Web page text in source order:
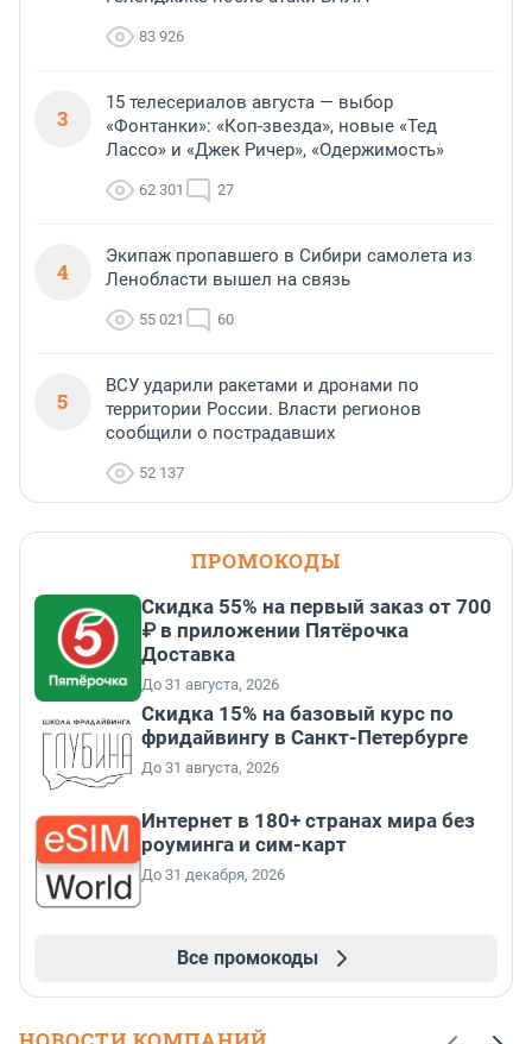
83 926
3
15 телесериалов августа — выбор
«Фонтанки»: «Коп-звезда», новые «Тед
Лассо» и «Джек Ричер», «Одержимость»
62 301 27
4
Экипаж пропавшего в Сибири самолета из
Ленобласти вышел на связь
55 021 60
5
ВСУ ударили ракетами и дронами по
территории России. Власти регионов
сообщили о пострадавших
52 137
ПРОМОКОДЫ
Скидка 55% на первый заказ от 700
₽ в приложении Пятёрочка
Доставка
До 31 августа, 2026
Скидка 15% на базовый курс по
фридайвингу в Санкт-Петербурге
До 31 августа, 2026
Интернет в 180+ странах мира без
роуминга и сим-карт
До 31 декабря, 2026
Все промокоды